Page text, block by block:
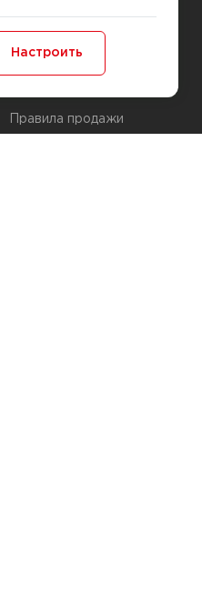
Доставка и оплата
Правила продажи
Настроить